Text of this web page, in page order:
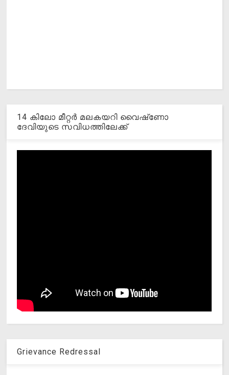
14 കിലോ മീറ്റര്‍ മലകയറി വൈഷ്‌ണോ
ദേവിയുടെ സവിധത്തിലേക്ക്
Grievance Redressal